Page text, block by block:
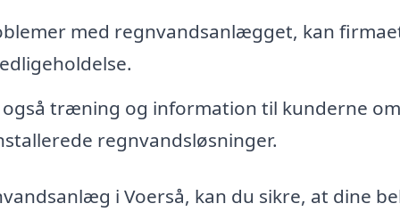
med regnvandsanlægget, kan
træning og information til kunderne
regnvandsløsninger.
i Voerså, kan du sikre, at dine